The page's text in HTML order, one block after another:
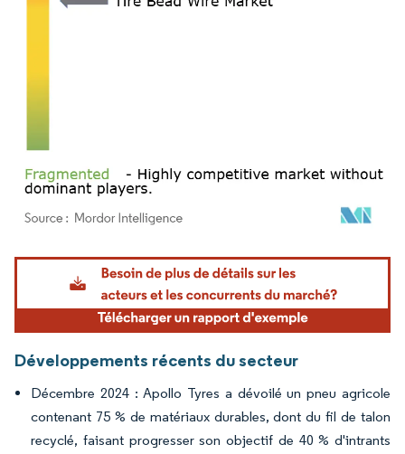
Image © Mordor Intelligence. La réutilisation nécessite une attribution sous CC BY
Développements récents du secteur
Décembre 2024 : Apollo Tyres a dévoilé un pneu agricole
contenant 75 % de matériaux durables, dont du fil de talon
recyclé, faisant progresser son objectif de 40 % d'intrants